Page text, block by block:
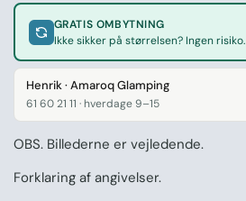
GRATIS OMBYTNING
Ikke sikker på størrelsen? Ingen risiko.
Henrik · Amaroq Glamping
61 60 21 11 · hverdage 9–15
OBS. Billederne er vejledende.
Forklaring af angivelser.